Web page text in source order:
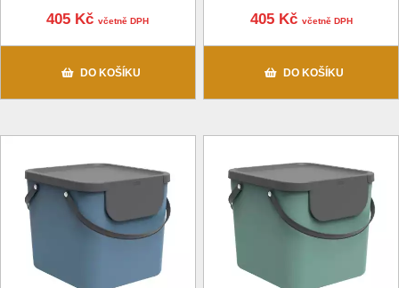
405 Kčvčetně DPH
DO KOŠÍKU
405 Kč včetně DPH
DO KOŠÍKU